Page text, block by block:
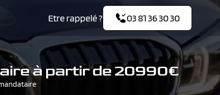
Etre rappelé ? 03 81 36 30 30
à partir de 20990€